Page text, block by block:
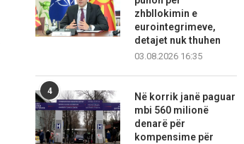
zhbllokimin e
eurointegrimeve,
detajet nuk thuhen
03.08.2026 16:35
4
Në korrik janë paguar
mbi 560 milionë
denarë për
kompensime për